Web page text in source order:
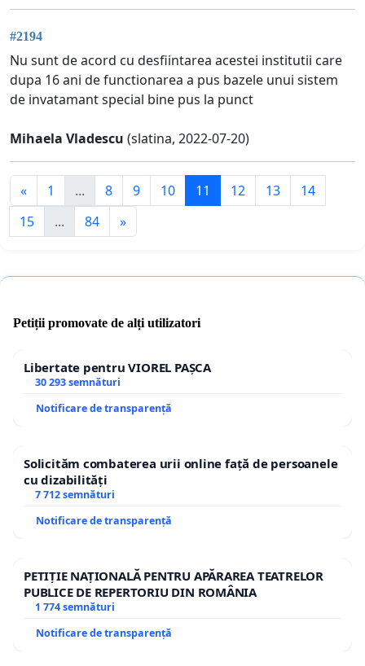
#2194
Nu sunt de acord cu desfiintarea acestei institutii care
dupa 16 ani de functionarea a pus bazele unui sistem
de invatamant special bine pus la punct
Mihaela Vladescu (slatina, 2022-07-20)
« 1 ... 8 9 10 11 12 13
14
15
... 84 »
Petiții promovate de alți utilizatori
Libertate pentru VIOREL PAȘCA
30 293 semnături
Notificare de transparență
Solicităm combaterea urii online față de persoanele
cu dizabilități
7 712 semnături
Notificare de transparență
PETIȚIE NAȚIONALĂ PENTRU APĂRAREA TEATRELOR
PUBLICE DE REPERTORIU DIN ROMÂNIA
1 774 semnături
Notificare de transparență